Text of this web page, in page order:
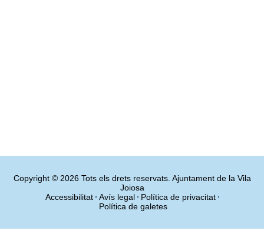
Copyright © 2026 Tots els drets reservats. Ajuntament de la Vila
Joiosa
Accessibilitat
Avís legal
Política de privacitat
Política de galetes